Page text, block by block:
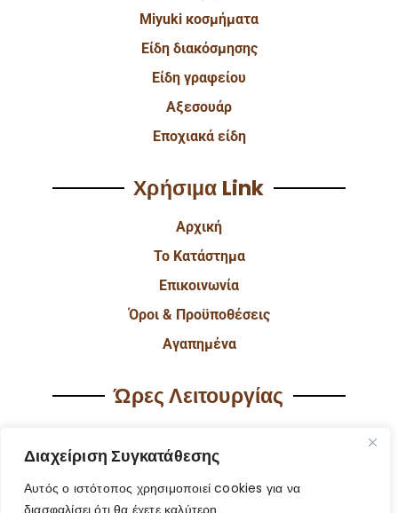
Διαχείριση Συγκατάθεσης
Αυτός ο ιστότοπος χρησιμοποιεί cookies για να
διασφαλίσει ότι θα έχετε καλύτερη
Miyuki κοσμήματα
Είδη διακόσμησης
Είδη γραφείου
Αξεσουάρ
Εποχιακά είδη
Χρήσιμα Link
Αρχική
Το Κατάστημα
Επικοινωνία
Όροι & Προϋποθέσεις
Αγαπημένα
Ώρες Λειτουργίας
Τρι & Παρ: 9:00 – 14:30 & 17:30-21:00
Πεμ: 9:00-18:00